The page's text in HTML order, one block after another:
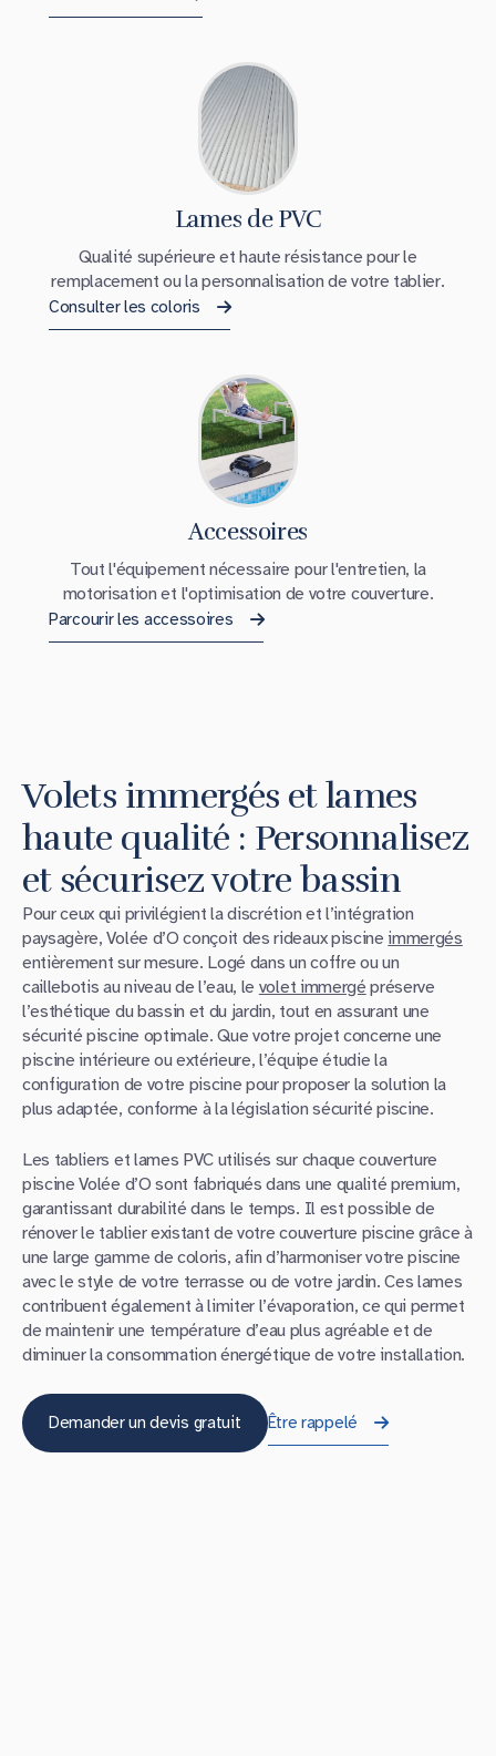
Lames de PVC
Qualité supérieure et haute résistance pour le
remplacement ou la personnalisation de votre tablier.
Consulter les coloris
Accessoires
Tout l'équipement nécessaire pour l'entretien, la
motorisation et l'optimisation de votre couverture.
Parcourir les accessoires
Volets immergés et lames
haute qualité : Personnalisez
et sécurisez votre bassin
Pour ceux qui privilégient la discrétion et l’intégration
paysagère, Volée d’O conçoit des rideaux piscine immergés
entièrement sur mesure. Logé dans un coffre ou un
caillebotis au niveau de l’eau, le volet immergé préserve
l’esthétique du bassin et du jardin, tout en assurant une
sécurité piscine optimale. Que votre projet concerne une
piscine intérieure ou extérieure, l’équipe étudie la
configuration de votre piscine pour proposer la solution la
plus adaptée, conforme à la législation sécurité piscine.
Les tabliers et lames PVC utilisés sur chaque couverture
piscine Volée d’O sont fabriqués dans une qualité premium,
garantissant durabilité dans le temps. Il est possible de
rénover le tablier existant de votre couverture piscine grâce à
une large gamme de coloris, afin d’harmoniser votre piscine
avec le style de votre terrasse ou de votre jardin. Ces lames
contribuent également à limiter l’évaporation, ce qui permet
de maintenir une température d’eau plus agréable et de
diminuer la consommation énergétique de votre installation.
Demander un devis gratuit Être rappelé